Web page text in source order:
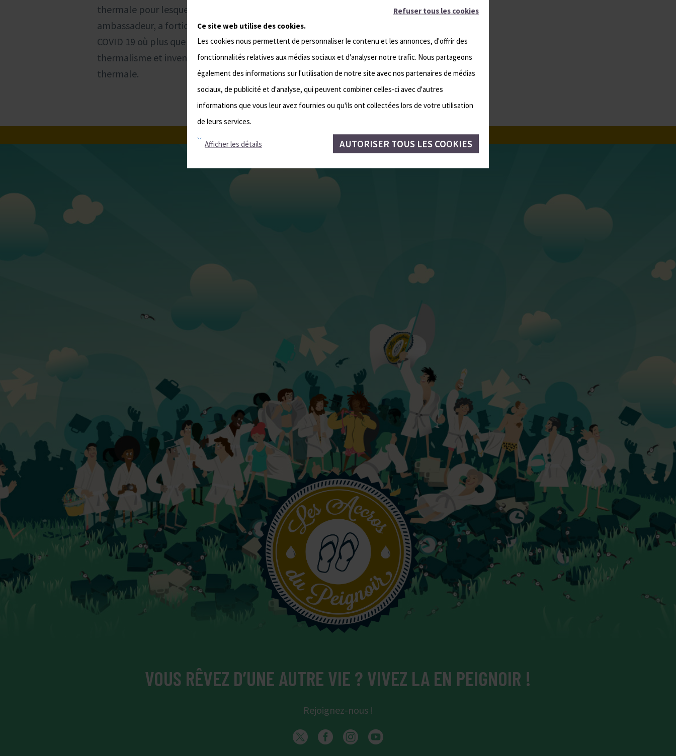
Refuser tous les cookies
Ce site web utilise des cookies.
Les cookies nous permettent de personnaliser le contenu et les annonces, d'offrir des
fonctionnalités relatives aux médias sociaux et d'analyser notre trafic. Nous partageons
également des informations sur l'utilisation de notre site avec nos partenaires de médias
sociaux, de publicité et d'analyse, qui peuvent combiner celles-ci avec d'autres
informations que vous leur avez fournies ou qu'ils ont collectées lors de votre utilisation
de leurs services.
AUTORISER TOUS LES COOKIES
Afficher les détails
thermale pour lesquels je me positionne en
ambassadeur, a fortiori en période pandémique liée au
COVID 19 où plus que jamais il faut défendre le
thermalisme et inventer une nouvelle médecine
thermale.
VOUS RÊVEZ D’UNE AUTRE VIE ? VIVEZ LA EN PEIGNOIR !
Rejoignez-nous !